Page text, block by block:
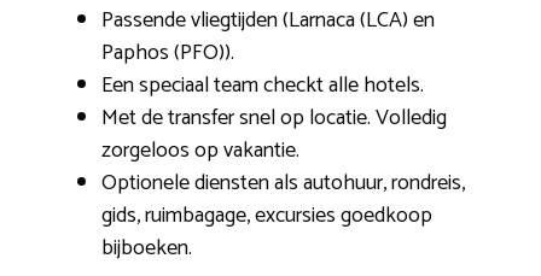
Passende vliegtijden (Larnaca (LCA) en
Paphos (PFO)).
Een speciaal team checkt alle hotels.
Met de transfer snel op locatie. Volledig
zorgeloos op vakantie.
Optionele diensten als autohuur, rondreis,
gids, ruimbagage, excursies goedkoop
bijboeken.